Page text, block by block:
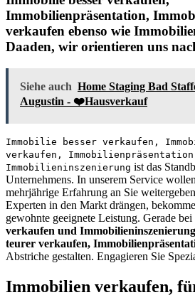
Immobilienpräsentation,
verkaufen ebenso wie
Daaden, wir orientieren uns
Siehe auch Home Staging Bad
Augustin - ❤️Hausverkauf
Immobilie besser verkaufen,
verkaufen,
Immobilieninszenierung ist das
Unternehmens. In unserem Service
mehrjährige Erfahrung an Sie
Experten in den Markt drängen,
gewohnte geeignete Leistung. Gerade bei
verkaufen und
teurer verkaufen,
Abstriche gestalten. Engagieren Sie
Immobilien verkaufen,